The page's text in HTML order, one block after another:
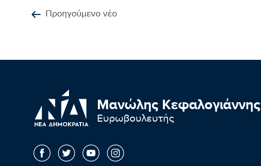
Προηγούμενο νέο
Μανώλης Κεφαλογιάννης
Ευρωβουλευτής